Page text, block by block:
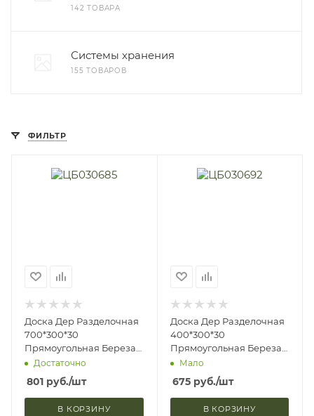
142 ТОВАРА
Системы хранения
155 ТОВАРОВ
ФИЛЬТР
Доска Дер Разделочная
700*300*30
Прямоугольная Береза
Доброе Дерево С1032
Достаточно
801 руб./шт
В КОРЗИНУ
Доска Дер Разделочная
400*300*30
Прямоугольная Береза
Доброе Дерево С1039
Мало
675руб./шт
В КОРЗИНУ